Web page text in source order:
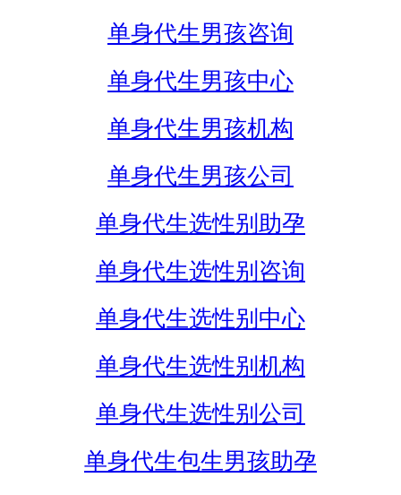
单身代生男孩咨询
单身代生男孩中心
单身代生男孩机构
单身代生男孩公司
单身代生选性别助孕
单身代生选性别咨询
单身代生选性别中心
单身代生选性别机构
单身代生选性别公司
单身代生包生男孩助孕